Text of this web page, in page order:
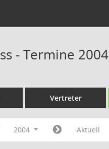
- Termine 2004
Vertreter
2004 Aktuell